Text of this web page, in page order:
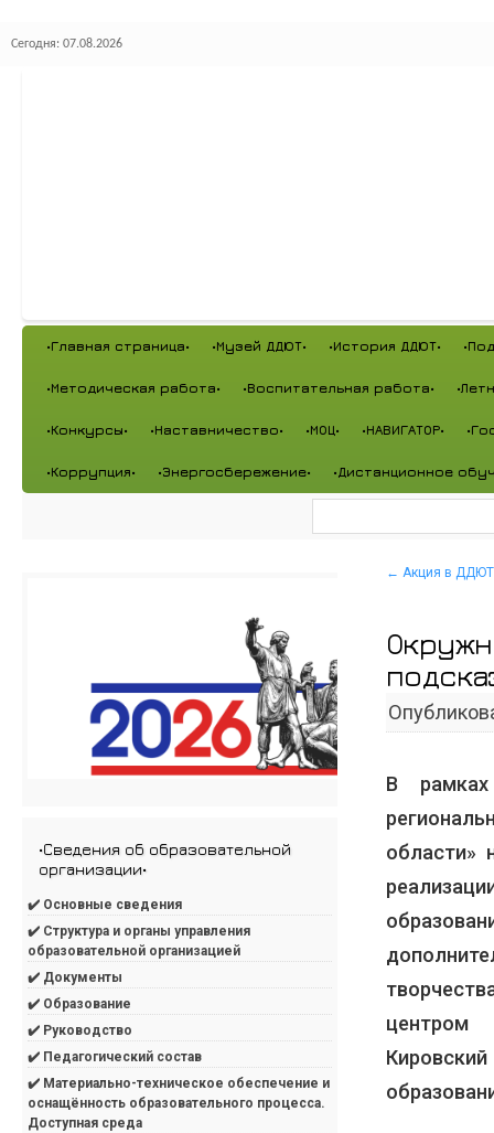
Сегодня: 07.08.2026
•Главная страница• •Музей ДДЮТ• •История ДДЮТ•
•Методическая работа• •Воспитательная работа•
•Конкурсы• •Наставничество• •МОЦ• •НАВИГАТОР•
•Коррупция• •Энергосбережение• •Дистанционное
← Акция в ДДЮТ
В рамках
области»
центром
•Сведения об образовательной
организации•
✔️ Основные сведения
✔️ Структура и органы управления
образовательной организацией
✔️ Документы
✔️ Образование
✔️ Руководство
✔️ Педагогический состав
✔️ Материально-техническое обеспечение и
оснащённость образовательного процесса.
Доступная среда